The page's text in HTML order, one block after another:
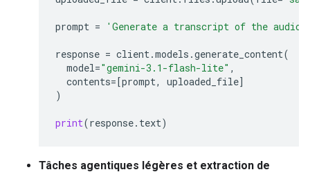
prompt = 'Generate a transcript of the
response = client.models .generate_content(
model="gemini-3.1-flash-lite" ,
contents=[prompt, uploaded_file]
)
print(response. text)
Tâches agentiques légères et extraction de